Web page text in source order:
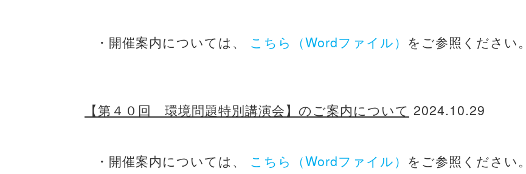
・開催案内については、 こちら（Wordファイル） をご参照ください。
【第４０回 環境問題特別講演会】のご案内について 2024.10.29
・開催案内については、 こちら（Wordファイル） をご参照ください。